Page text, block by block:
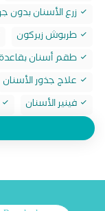
زرع الأسنان بدون
طربوش زيركون
طقم أسنان
علاج جذور الأسنان
فينير الأسنان